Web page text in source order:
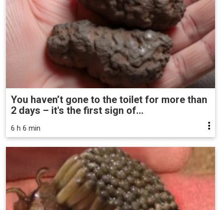
You haven’t gone to the toilet for more than
2 days – it's the first sign of...
6 h 6 min